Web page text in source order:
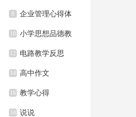
8 企业管理心得体
会
10 小学思想品德教
学反思
12 电路教学反思
14 高中作文
16 教学心得
18 说说